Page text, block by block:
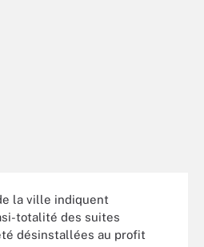
la ville indiquent
totalité des suites
désinstallées au profit